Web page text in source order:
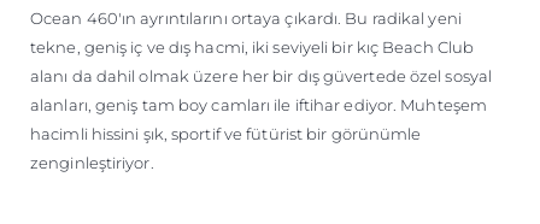
Ocean 460'ın ayrıntılarını ortaya çıkardı. Bu radikal yeni
tekne, geniş iç ve dış hacmi, iki seviyeli bir kıç Beach Club
alanı da dahil olmak üzere her bir dış güvertede özel sosyal
alanları, geniş tam boy camları ile iftihar ediyor. Muhteşem
hacimli hissini şık, sportif ve fütürist bir görünümle
zenginleştiriyor.